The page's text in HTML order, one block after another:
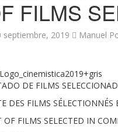
FILMS
septiembre, 2019 Manuel
DE FILMS
DES FILMS
OF FILMS SELECTED IN